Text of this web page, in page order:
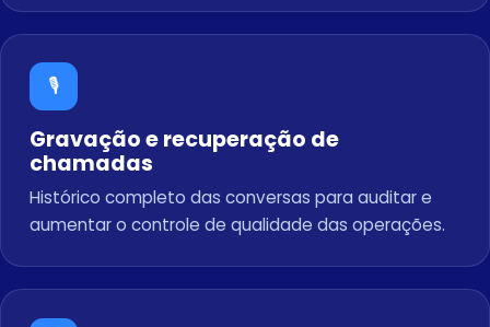
🎙️
Gravação e recuperação de
chamadas
Histórico completo das conversas para auditar e
aumentar o controle de qualidade das operações.